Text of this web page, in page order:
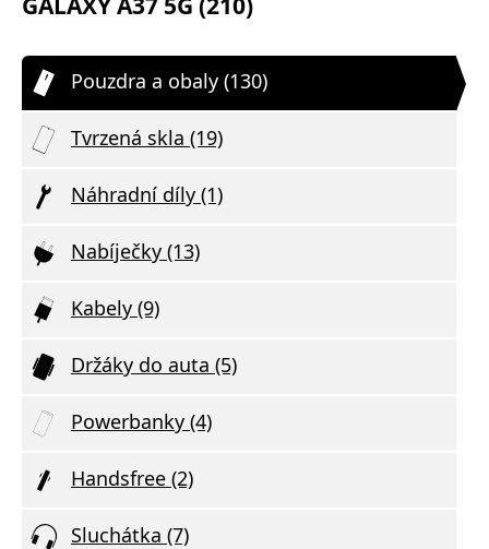
Pouzdra a obaly (130)
Tvrzená skla (19)
Náhradní díly (1)
Nabíječky (13)
Kabely (9)
Držáky do auta (5)
Powerbanky (4)
Handsfree (2)
Sluchátka (7)